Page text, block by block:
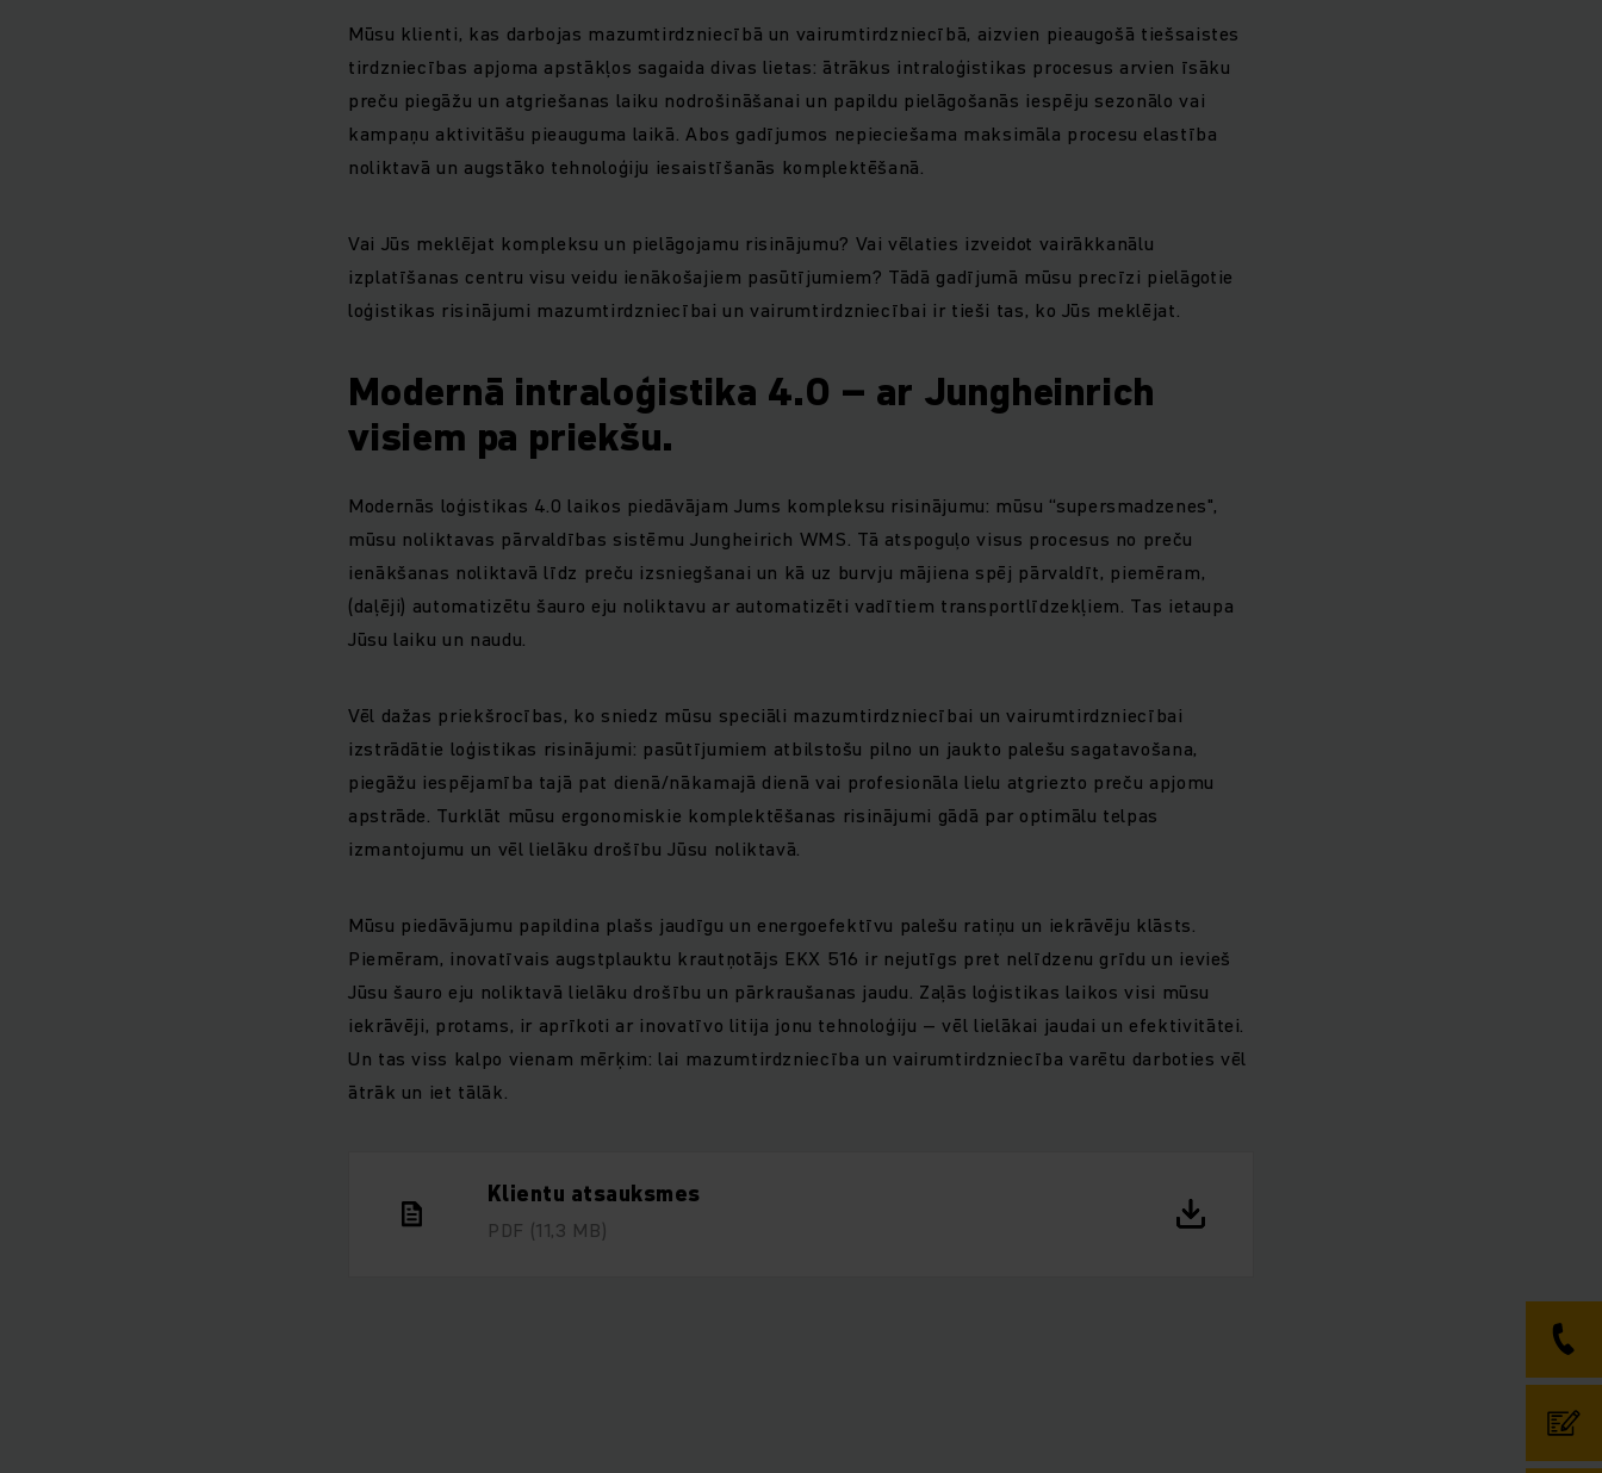
Mūsu klienti, kas darbojas mazumtirdzniecībā un vairumtirdzniecībā, aizvien pieaugošā tiešsaistes
tirdzniecības apjoma apstākļos sagaida divas lietas: ātrākus intraloģistikas procesus arvien īsāku
preču piegāžu un atgriešanas laiku nodrošināšanai un papildu pielāgošanās iespēju sezonālo vai
kampaņu aktivitāšu pieauguma laikā. Abos gadījumos nepieciešama maksimāla procesu elastība
noliktavā un augstāko tehnoloģiju iesaistīšanās komplektēšanā.
Vai Jūs meklējat kompleksu un pielāgojamu risinājumu? Vai vēlaties izveidot vairākkanālu
izplatīšanas centru visu veidu ienākošajiem pasūtījumiem? Tādā gadījumā mūsu precīzi pielāgotie
loģistikas risinājumi mazumtirdzniecībai un vairumtirdzniecībai ir tieši tas, ko Jūs meklējat.
Modernā intraloģistika 4.0 – ar Jungheinrich
visiem pa priekšu.
Modernās loģistikas 4.0 laikos piedāvājam Jums kompleksu risinājumu: mūsu “supersmadzenes",
mūsu noliktavas pārvaldības sistēmu Jungheirich WMS. Tā atspoguļo visus procesus no preču
ienākšanas noliktavā līdz preču izsniegšanai un kā uz burvju mājiena spēj pārvaldīt, piemēram,
(daļēji) automatizētu šauro eju noliktavu ar automatizēti vadītiem transportlīdzekļiem. Tas ietaupa
Jūsu laiku un naudu.
Vēl dažas priekšrocības, ko sniedz mūsu speciāli mazumtirdzniecībai un vairumtirdzniecībai
izstrādātie loģistikas risinājumi: pasūtījumiem atbilstošu pilno un jaukto palešu sagatavošana,
piegāžu iespējamība tajā pat dienā/nākamajā dienā vai profesionāla lielu atgriezto preču apjomu
apstrāde. Turklāt mūsu ergonomiskie komplektēšanas risinājumi gādā par optimālu telpas
izmantojumu un vēl lielāku drošību Jūsu noliktavā.
Mūsu piedāvājumu papildina plašs jaudīgu un energoefektīvu palešu ratiņu un iekrāvēju klāsts.
Piemēram, inovatīvais augstplauktu krautņotājs EKX 516 ir nejutīgs pret nelīdzenu grīdu un ievieš
Jūsu šauro eju noliktavā lielāku drošību un pārkraušanas jaudu. Zaļās loģistikas laikos visi mūsu
iekrāvēji, protams, ir aprīkoti ar inovatīvo litija jonu tehnoloģiju – vēl lielākai jaudai un efektivitātei.
Un tas viss kalpo vienam mērķim: lai mazumtirdzniecība un vairumtirdzniecība varētu darboties vēl
ātrāk un iet tālāk.
Klientu atsauksmes
PDF (11,3 MB)